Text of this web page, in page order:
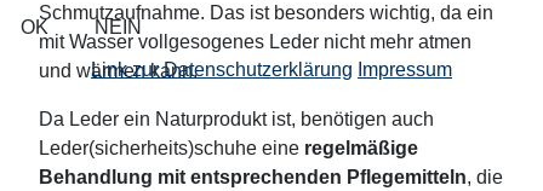
Schmutzaufnahme. Das ist besonders wichtig, da ein
mit Wasser vollgesogenes Leder nicht mehr atmen
und wärmen kann.
Da Leder ein Naturprodukt ist, benötigen auch
Leder(sicherheits)schuhe eine regelmäßige
Behandlung mit entsprechenden Pflegemitteln, die
OK NEIN
Link zur Datenschutzerklärung Impressum